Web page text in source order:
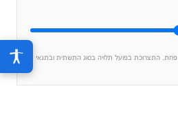
פחת, התצרוכת בפועל תלויה בסוג התשתית ובתנאי